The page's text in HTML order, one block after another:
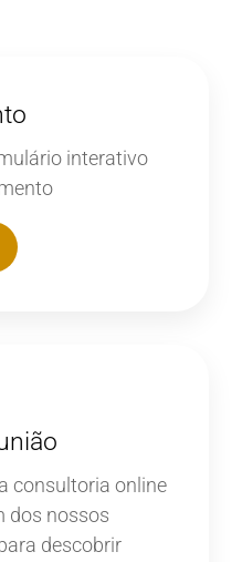
interativo
consultoria online
dos nossos
descobrir